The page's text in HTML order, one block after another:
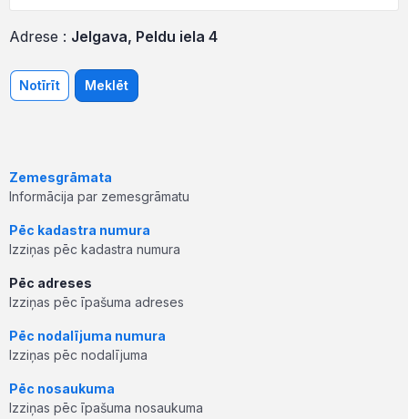
Adrese : Jelgava, Peldu iela 4
Notīrīt Meklēt
Zemesgrāmata
Informācija par zemesgrāmatu
Pēc kadastra numura
Izziņas pēc kadastra numura
Pēc adreses
Izziņas pēc īpašuma adreses
Pēc nodalījuma numura
Izziņas pēc nodalījuma
Pēc nosaukuma
Izziņas pēc īpašuma nosaukuma